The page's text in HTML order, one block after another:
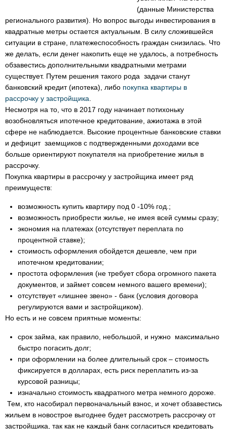
(данные Министерства
регионального развития). Но вопрос выгоды инвестирования в
квадратные метры остается актуальным. В силу сложившейся
ситуации в стране, платежеспособность граждан снизилась. Что
же делать, если денег накопить еще не удалось, а потребность
обзавестись дополнительными квадратными метрами
существует. Путем решения такого рода задачи станут
банковский кредит (ипотека), либо покупка квартиры в
рассрочку у застройщика
Несмотря на то, что в 2017 году начинает потихоньку
возобновляться ипотечное кредитование, ажиотажа в этой
сфере не наблюдается. Высокие процентные банковские ставки
и дефицит заемщиков с подтвержденными доходами все
больше ориентируют покупателя на приобретение жилья в
рассрочку.
Покупка квартиры в рассрочку у застройщика имеет ряд
преимуществ:
возможность купить квартиру под 0 -10% год.;
возможность приобрести жилье, не имея всей суммы сразу;
экономия на платежах (отсутствует переплата по
процентной ставке);
стоимость оформления обойдется дешевле, чем при
ипотечном кредитовании;
простота оформления (не требует сбора огромного пакета
документов, и займет совсем немного вашего времени);
отсутствует «лишнее звено» - банк (условия договора
регулируются вами и застройщиком).
Но есть и не совсем приятные моменты:
срок займа, как правило, небольшой, и нужно максимально
быстро погасить долг;
при оформлении на более длительный срок – стоимость
фиксируется в долларах, есть риск переплатить из-за
курсовой разницы;
изначально стоимость квадратного метра немного дороже.
Тем, кто насобирал первоначальный взнос, и хочет обзавестись
жильем в новострое выгоднее будет рассмотреть рассрочку от
застройщика, так как не каждый банк согласиться кредитовать